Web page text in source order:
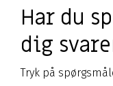
Har du
dig
Tryk på